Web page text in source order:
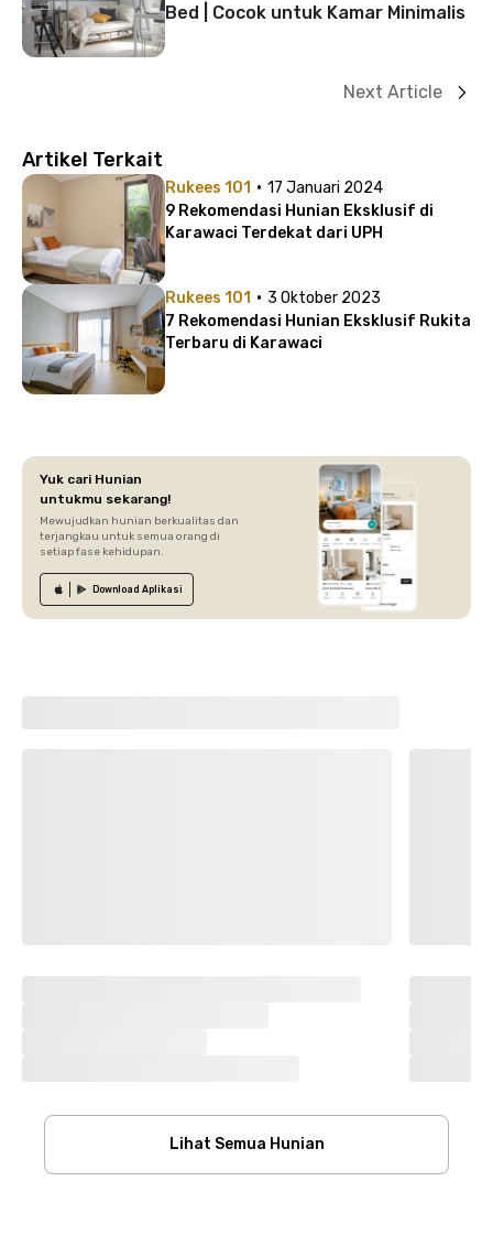
Bed | Cocok untuk Kamar Minimalis
Next Article
Artikel Terkait
Rukees 101 · 17 Januari 2024
9 Rekomendasi Hunian Eksklusif di
Karawaci Terdekat dari UPH
Rukees 101 · 3 Oktober 2023
7 Rekomendasi Hunian Eksklusif Rukita
Terbaru di Karawaci
Yuk cari Hunian
untukmu sekarang!
Mewujudkan hunian berkualitas dan
terjangkau untuk semua orang di
setiap fase kehidupan.
Download Aplikasi
Lihat Semua Hunian